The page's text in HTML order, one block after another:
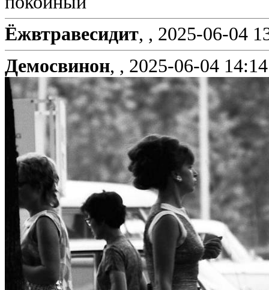
Ёжвтравесидит, , 2025-06-04
Демосвинон, , 2025-06-04